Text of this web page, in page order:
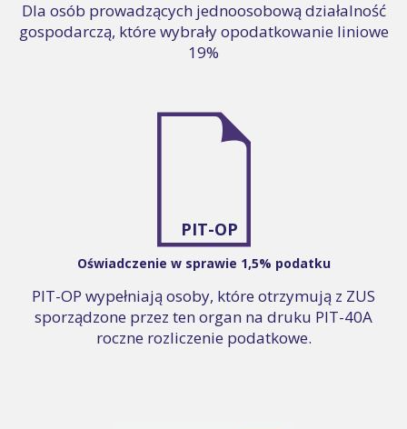
Dla osób prowadzących jednoosobową działalność
gospodarczą, które wybrały opodatkowanie liniowe
19%
PIT-OP
Oświadczenie w sprawie 1,5% podatku
PIT-OP wypełniają osoby, które otrzymują z ZUS
sporządzone przez ten organ na druku PIT-40A
roczne rozliczenie podatkowe.